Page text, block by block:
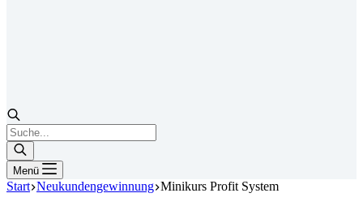
Products
search
Menü
Start Neukundengewinnung Minikurs Profit System